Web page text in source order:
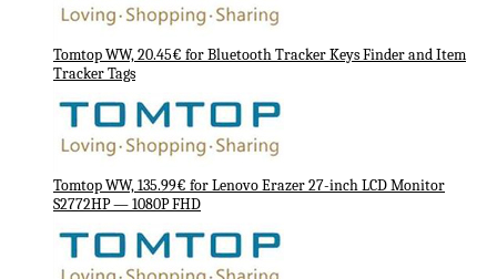
Tomtop WW, 20.45€ for Bluetooth Tracker Keys Finder and Item
Tracker Tags
Tomtop WW, 135.99€ for Lenovo Erazer 27-inch LCD Monitor
S2772HP — 1080P FHD